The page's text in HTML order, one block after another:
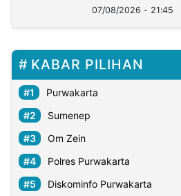
07/08/2026 - 21:45
KABAR PILIHAN
Purwakarta
Sumenep
Om Zein
Polres Purwakarta
Diskominfo Purwakarta